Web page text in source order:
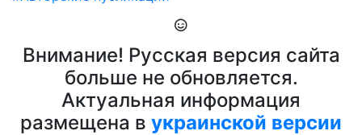
Внимание! Русская версия сайта
больше не обновляется.
Актуальная информация
размещена в украинской версии